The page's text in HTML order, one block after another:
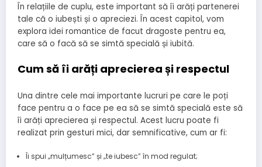
În relațiile de cuplu, este important să îi arăți partenerei
tale că o iubești și o apreciezi. În acest capitol, vom
explora idei romantice de facut dragoste pentru ea,
care să o facă să se simtă specială și iubită.
Cum să îi arăți aprecierea și respectul
Una dintre cele mai importante lucruri pe care le poți
face pentru a o face pe ea să se simtă specială este să
îi arăți aprecierea și respectul. Acest lucru poate fi
realizat prin gesturi mici, dar semnificative, cum ar fi:
Îi spui „mulțumesc” și „te iubesc” în mod regulat;